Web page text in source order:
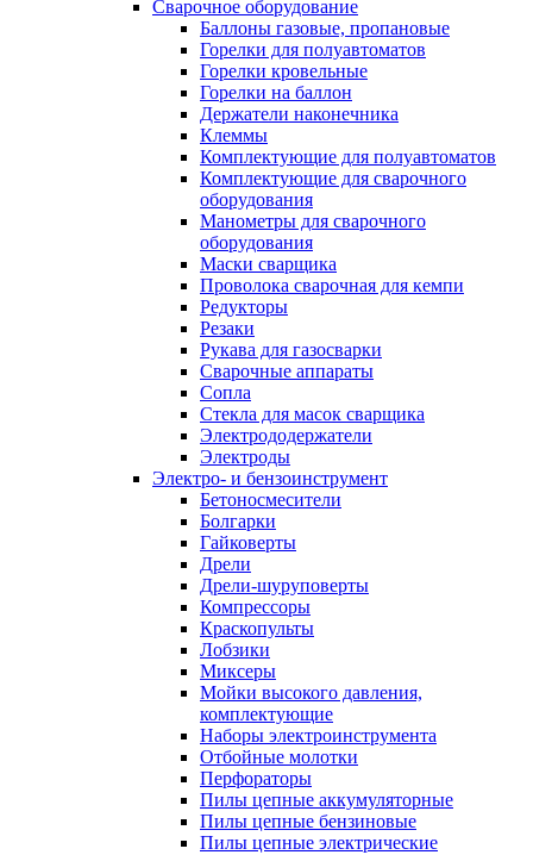
Сварочное оборудование
Баллоны газовые, пропановые
Горелки для полуавтоматов
Горелки кровельные
Горелки на баллон
Держатели наконечника
Клеммы
Комплектующие для полуавтоматов
Комплектующие для сварочного
оборудования
Манометры для сварочного
оборудования
Маски сварщика
Проволока сварочная для кемпи
Редукторы
Резаки
Рукава для газосварки
Сварочные аппараты
Сопла
Стекла для масок сварщика
Электрододержатели
Электроды
Электро- и бензоинструмент
Бетоносмесители
Болгарки
Гайковерты
Дрели
Дрели-шуруповерты
Компрессоры
Краскопульты
Лобзики
Миксеры
Мойки высокого давления,
комплектующие
Наборы электроинструмента
Отбойные молотки
Перфораторы
Пилы цепные аккумуляторные
Пилы цепные бензиновые
Пилы цепные электрические